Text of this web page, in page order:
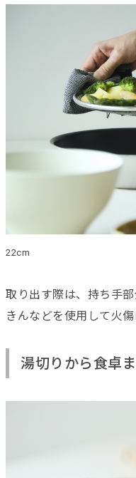
22cm
取り出す際は、持ち手
きんなどを使用して火
湯切りから食卓